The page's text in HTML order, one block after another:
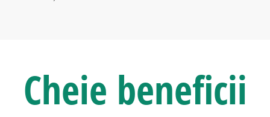
Cheie beneficii